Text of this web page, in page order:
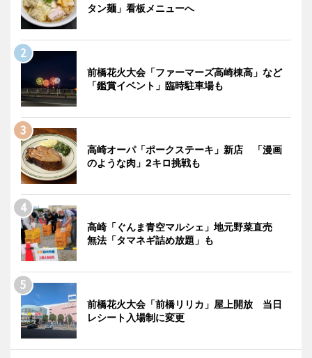
タン麺」看板メニューへ
前橋花火大会「ファーマーズ高崎棟高」など
「鑑賞イベント」臨時駐車場も
高崎オーパ「ポークステーキ」新店 「漫画
のような肉」2キロ挑戦も
高崎「ぐんま青空マルシェ」地元野菜直売
無法「タマネギ詰め放題」も
前橋花火大会「前橋リリカ」屋上開放 当日
レシート入場制に変更